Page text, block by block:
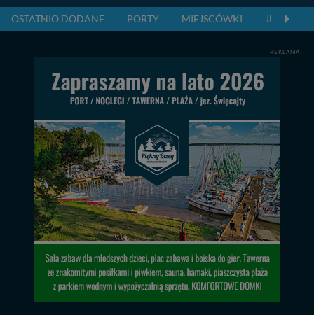
OSTATNIO DODANE PORTY MIEJSCÓWKI JEZIORA,
REKLAMA